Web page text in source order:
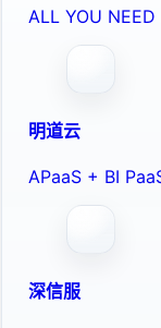
ALL YOU NEED
明道云
APaaS + BI
深信服